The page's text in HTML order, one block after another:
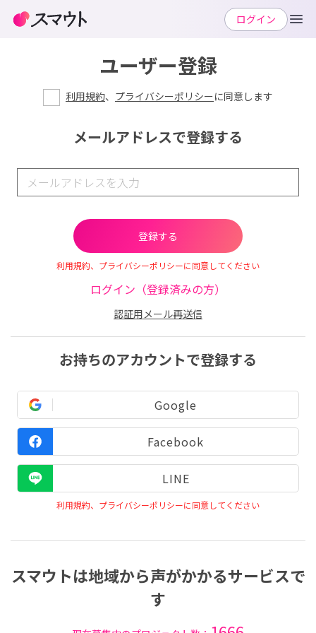
ユーザー登録
利用規約、 プライバシーポリシーに同意します
メールアドレスで登録する
利用規約、プライバシーポリシーに同意してください
ログイン（登録済みの方）
認証用メール再送信
お持ちのアカウントで登録する
Google
Facebook
LINE
利用規約、プライバシーポリシーに同意してください
スマウトは地域から声がかかるサービスで
す
ログイン